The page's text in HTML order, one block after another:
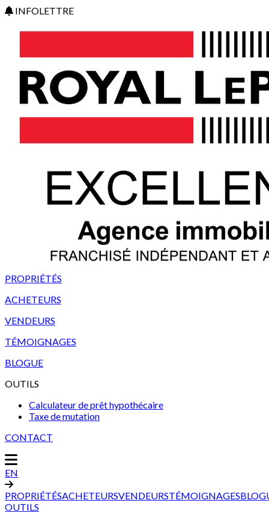
INFOLETTRE
PROPRIÉTÉS
ACHETEURS
VENDEURS
TÉMOIGNAGES
BLOGUE
OUTILS
Calculateur de prêt hypothécaire
Taxe de mutation
CONTACT
EN
PROPRIÉTÉSACHETEURSVENDEURSTÉMOIGNAGES
OUTILS